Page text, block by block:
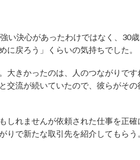
い決心があったわけではなく、30
戻ろう」くらいの気持ちでした。
大きかったのは、人のつながりで
流が続いていたので、彼らがそ
しれませんが依頼された仕事を正
で新たな取引先を紹介してもら